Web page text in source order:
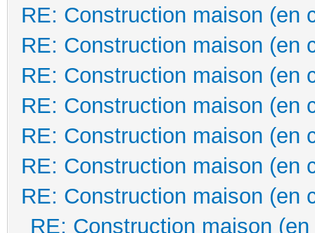
RE: Construction maison (en
RE: Construction maison (en
RE: Construction maison (en
RE: Construction maison (en
RE: Construction maison (en
RE: Construction maison (en
RE: Construction maison (en
RE: Construction maison